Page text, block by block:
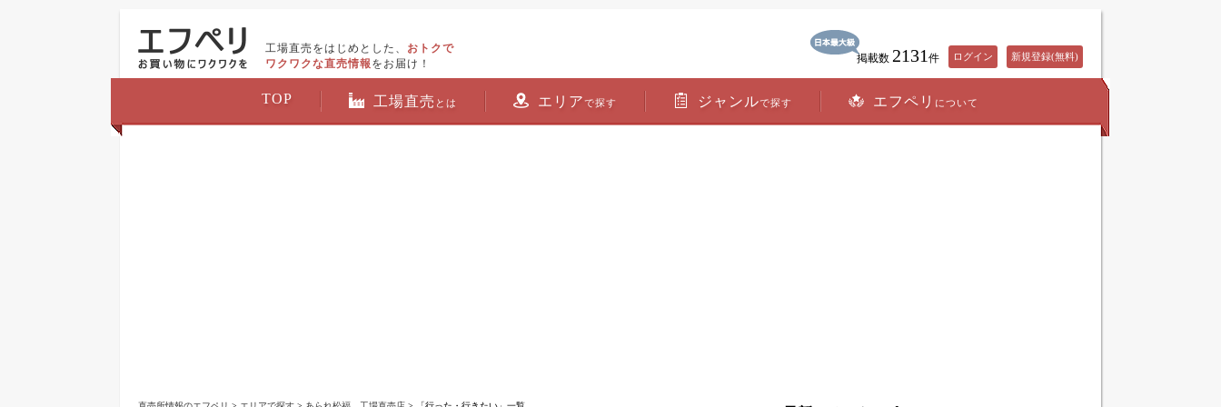
工場直売をはじめとした、 おトクで
ワクワクな直売情報 をお届け！ 掲載数 2131 件 ログイン 新規登録(無料)
TOP 工場直売 とは エリアで探す ジャンルで探す エフペリ について